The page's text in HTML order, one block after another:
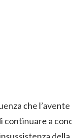
che
continuare a